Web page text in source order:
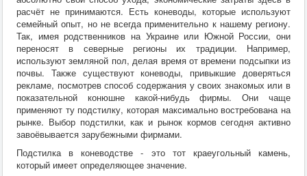
расчёт не принимаются. Есть коневоды, которые используют
семейный опыт, но не всегда применительно к нашему региону.
Так, имея родственников на Украине или Южной России, они
переносят в северные регионы их традиции. Например,
используют земляной пол, делая время от времени подсыпки из
почвы. Также существуют коневоды, привыкшие доверяться
рекламе, посмотрев способ содержания у своих знакомых или в
показательной конюшне какой-нибудь фирмы. Они чаще
применяют ту подстилку, которая максимально востребована на
рынке. Выбор подстилки, как и рынок кормов сегодня активно
завоёвывается зарубежными фирмами.
Подстилка в коневодстве - это тот краеугольный камень,
который имеет определяющее значение.